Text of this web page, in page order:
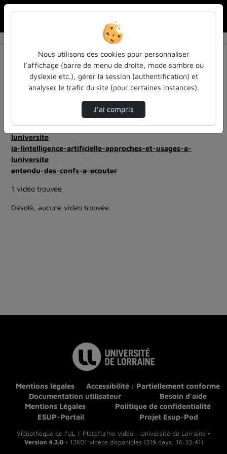
Résultats de la recherche
Filtres actifs (cliquer pour en retirer) :
education
Allemand
ia-lintelligence-artificielle-approches-et-usages-a-
ia-lintelligence-artificielle-approches-et-usages-a-
luniversite
ia-lintelligence-artificielle-approches-et-usages-a-
luniversite
entendu-des-confs-a-ecouter
1 vidéo trouvée
Désolé, aucune vidéo trouvée.
Mentions légales
Accessibilité : Partiellement conforme
Documentation utilisateur
Besoin d'aide
Mentions Légales
Politique de confidentialité
ESUP-Portail
Projet Esup-Pod
Vidéothèque de l'UL | Plateforme vidéo - Université de Lorraine •
Version 4.3.0• 12601 vidéos disponibles (319 days, 16:33:41)
Nous utilisons des cookies pour personnaliser
l’affichage (barre de menu de droite, mode sombre ou
dyslexie etc.), gérer la session (authentification) et
analyser le trafic du site (pour certaines instances).
J’ai compris